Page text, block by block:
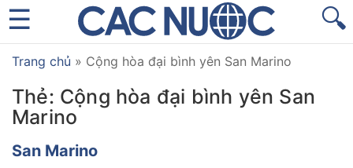
🔍
Trang chủ » Cộng hòa đại bình yên San Marino
Thẻ: Cộng hòa đại bình yên San
Marino
San Marino